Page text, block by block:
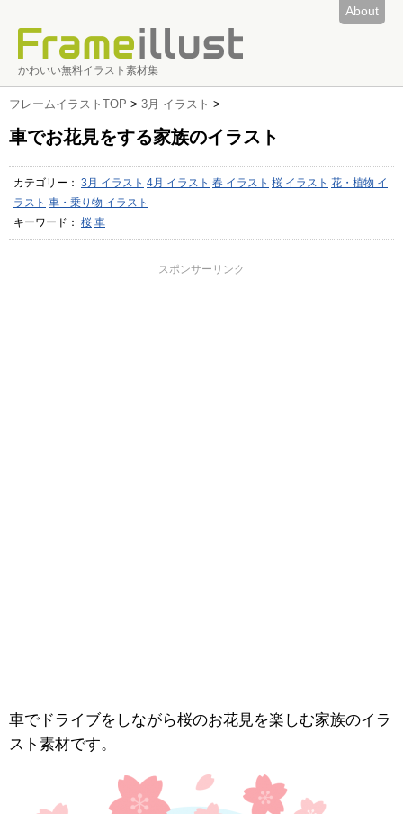
About
かわいい無料イラスト素材集
フレームイラストTOP > 3月 イラスト >
車でお花見をする家族のイラスト
カテゴリー： 3月 イラスト 4月 イラスト 春 イラスト 桜 イラスト 花・植物 イ
ラスト 車・乗り物 イラスト
キーワード： 桜 車
スポンサーリンク
車でドライブをしながら桜のお花見を楽しむ家族のイラ
スト素材です。